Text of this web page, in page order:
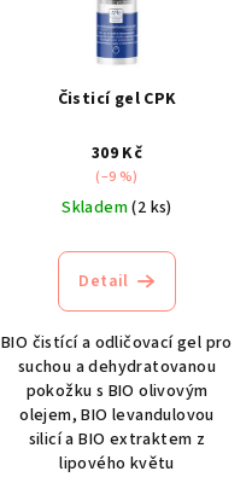
Čisticí gel CPK
309 Kč
(–9 %)
Skladem(2 ks)
Detail
BIO čistící a odličovací gel pro
suchou a dehydratovanou
pokožku s BIO olivovým
olejem, BIO levandulovou
silicí a BIO extraktem z
lipového květu